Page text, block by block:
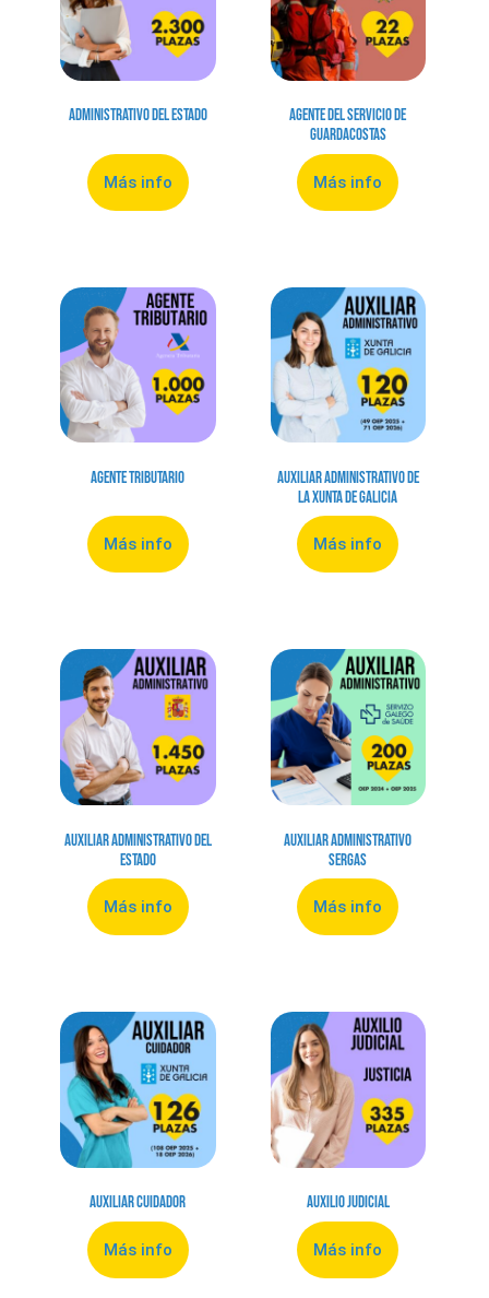
Administrativo del Estado
Más info
Agente del Servicio de
Guardacostas
Más info
Agente Tributario
Más info
Auxiliar Administrativo de
la Xunta de Galicia
Más info
Auxiliar Administrativo del
Estado
Más info
Auxiliar Administrativo
Sergas
Más info
Auxiliar Cuidador
Más info
Auxilio Judicial
Más info